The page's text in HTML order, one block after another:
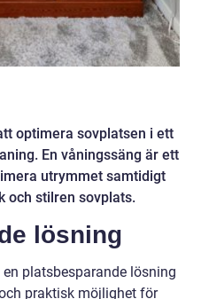
optimera sovplatsen i ett
En våningssäng är ett
utrymmet samtidigt
och stilren sovplats.
lösning
platsbesparande lösning
praktisk möjlighet för